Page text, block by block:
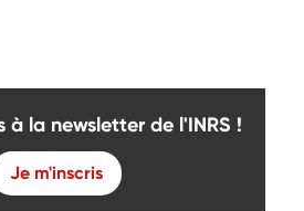
à la newsletter de l'INRS !
Je m'inscris